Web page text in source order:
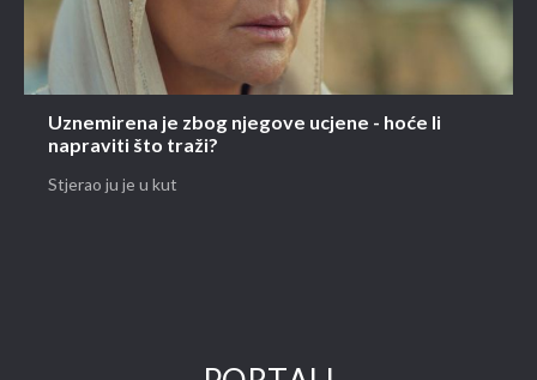
Uznemirena je zbog njegove ucjene - hoće li
napraviti što traži?
Stjerao ju je u kut